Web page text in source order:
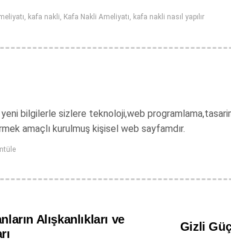
kafa nakli Kafa Nakli Ameliyatı kafa nakli nasıl yapılır
yeni bilgilerle sizlere teknoloji,web
amaçlı kurulmuş kişisel web sayfamdır.
Alışkanlıkları ve
Gizli